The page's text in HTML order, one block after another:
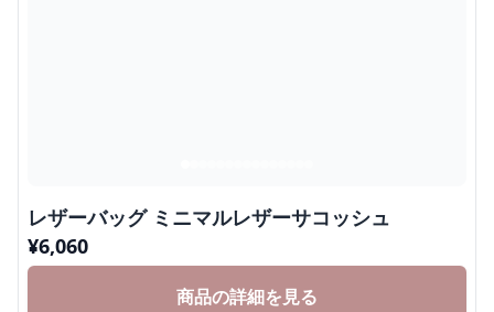
レザーバッグ ミニマルレザーサコッシュ
¥6,060
商品の詳細を見る